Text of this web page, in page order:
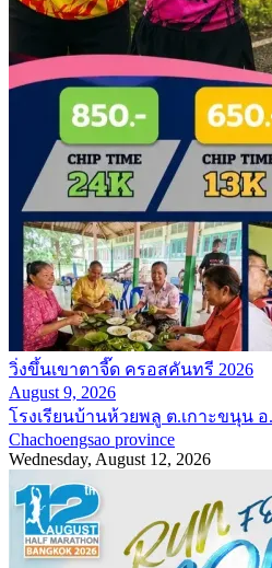
วิ่งขึ้นเขาตาจี๊ด ครอสคันทรี 2026
August 9, 2026
โรงเรียนบ้านห้วยพลู ต.เกาะขนุน
Chachoengsao province
Wednesday, August 12, 2026